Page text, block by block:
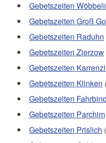
Gebetszeiten
Gebetszeiten Groß
Gebetszeiten Raduhn
Gebetszeiten Zierzow
Gebetszeiten
Gebetszeiten Klinken
Gebetszeiten
Gebetszeiten Parchim
Gebetszeiten Prislich